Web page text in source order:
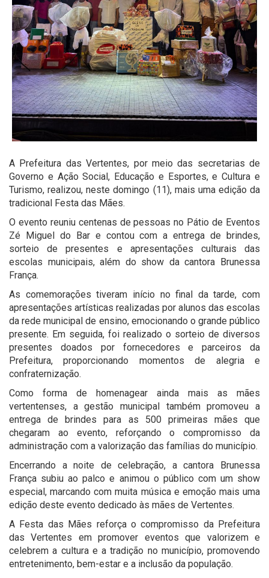
A Prefeitura das Vertentes, por meio das secretarias de
Governo e Ação Social, Educação e Esportes, e Cultura e
Turismo, realizou, neste domingo (11), mais uma edição da
tradicional Festa das Mães.
O evento reuniu centenas de pessoas no Pátio de Eventos
Zé Miguel do Bar e contou com a entrega de brindes,
sorteio de presentes e apresentações culturais das
escolas municipais, além do show da cantora Brunessa
França.
As comemorações tiveram início no final da tarde, com
apresentações artísticas realizadas por alunos das escolas
da rede municipal de ensino, emocionando o grande público
presente. Em seguida, foi realizado o sorteio de diversos
presentes doados por fornecedores e parceiros da
Prefeitura, proporcionando momentos de alegria e
confraternização.
Como forma de homenagear ainda mais as mães
vertentenses, a gestão municipal também promoveu a
entrega de brindes para as 500 primeiras mães que
chegaram ao evento, reforçando o compromisso da
administração com a valorização das famílias do município.
Encerrando a noite de celebração, a cantora Brunessa
França subiu ao palco e animou o público com um show
especial, marcando com muita música e emoção mais uma
edição deste evento dedicado às mães de Vertentes.
A Festa das Mães reforça o compromisso da Prefeitura
das Vertentes em promover eventos que valorizem e
celebrem a cultura e a tradição no município, promovendo
entretenimento, bem-estar e a inclusão da população.